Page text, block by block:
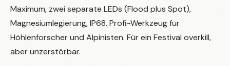
Maximum, zwei separate LEDs (Flood plus Spot),
Magnesiumlegierung, IP68. Profi-Werkzeug für
Höhlenforscher und Alpinisten. Für ein Festival overkill,
aber unzerstörbar.